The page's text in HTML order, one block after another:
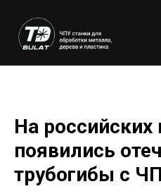
На российских
появились
трубогибы с